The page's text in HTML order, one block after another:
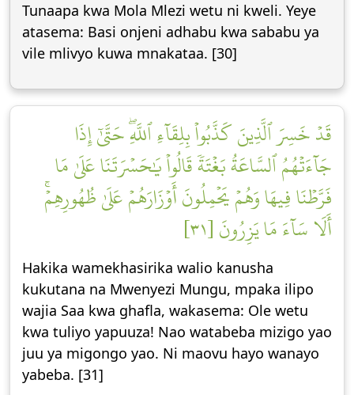
Tunaapa kwa Mola Mlezi wetu ni kweli. Yeye
atasema: Basi onjeni adhabu kwa sababu ya
vile mlivyo kuwa mnakataa. [30]
قَدۡ خَسِرَ ٱلَّذِينَ كَذَّبُواْ بِلِقَآءِ ٱللَّهِۖ حَتَّىٰٓ إِذَا
جَآءَتۡهُمُ ٱلسَّاعَةُ بَغۡتَةٗ قَالُواْ يَٰحَسۡرَتَنَا عَلَىٰ مَا
فَرَّطۡنَا فِيهَا وَهُمۡ يَحۡمِلُونَ أَوۡزَارَهُمۡ عَلَىٰ ظُهُورِهِمۡۚ
أَلَا سَآءَ مَا يَزِرُونَ [٣١]
Hakika wamekhasirika walio kanusha
kukutana na Mwenyezi Mungu, mpaka ilipo
wajia Saa kwa ghafla, wakasema: Ole wetu
kwa tuliyo yapuuza! Nao watabeba mizigo yao
juu ya migongo yao. Ni maovu hayo wanayo
yabeba. [31]